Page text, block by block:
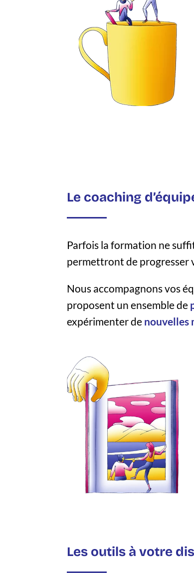
Le coaching
Parfois la formation ne
permettront de progresser
Nous accompagnons vos
proposent un ensemble de
expérimenter de nouvelles
Les outils à votre